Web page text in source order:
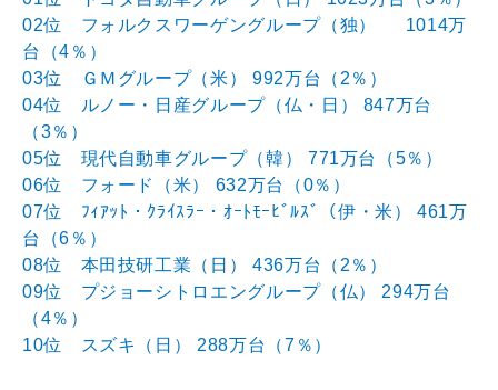
02位 フォルクスワーゲングループ（独） 1014万
台（4％）
03位 ＧＭグループ（米） 992万台（2％）
04位 ルノー・日産グループ（仏・日） 847万台
（3％）
05位 現代自動車グループ（韓） 771万台（5％）
06位 フォード（米） 632万台（0％）
07位 ﾌｨｱｯﾄ・ｸﾗｲｽﾗｰ・ｵｰﾄﾓｰﾋﾞﾙｽﾞ（伊・米） 461万
台（6％）
08位 本田技研工業（日） 436万台（2％）
09位 プジョーシトロエングループ（仏） 294万台
（4％）
10位 スズキ（日） 288万台（7％）